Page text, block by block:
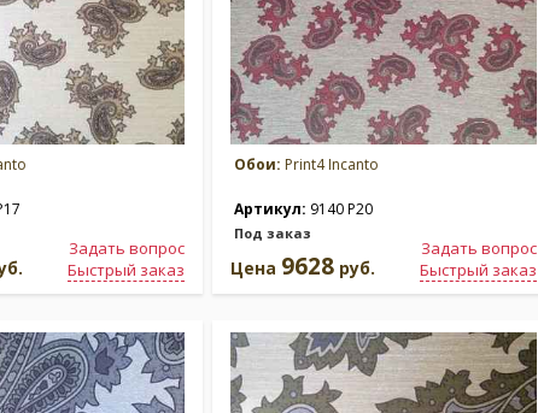
Задать вопрос
Быстрый заказ
Обои: Print4 Incanto
Артикул: 9140 P20
Под заказ
Задать вопрос
Быстрый заказ
Цена 9628 руб.